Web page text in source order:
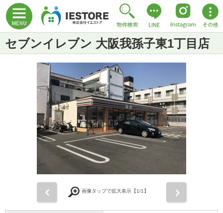
セブンイレブン 大阪我孫子東1丁目店
画像タップで拡大表示【1/1】